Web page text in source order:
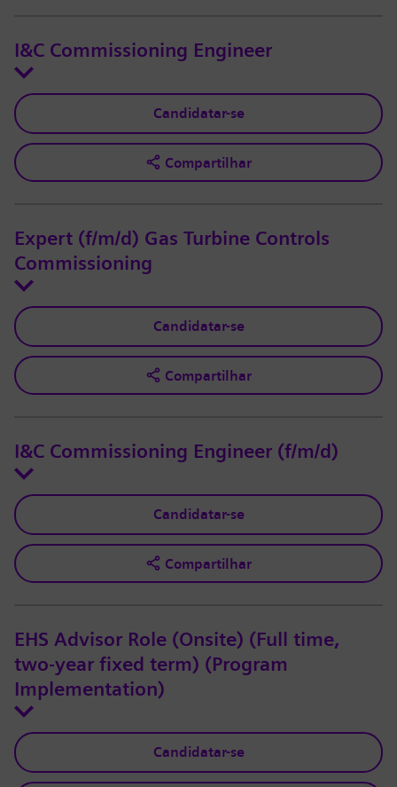
I&C Commissioning Engineer
Candidatar-se
Compartilhar
Expert (f/m/d) Gas Turbine Controls
Commissioning
Candidatar-se
Compartilhar
I&C Commissioning Engineer (f/m/d)
Candidatar-se
Compartilhar
EHS Advisor Role (Onsite) (Full time,
two-year fixed term) (Program
Implementation)
Candidatar-se